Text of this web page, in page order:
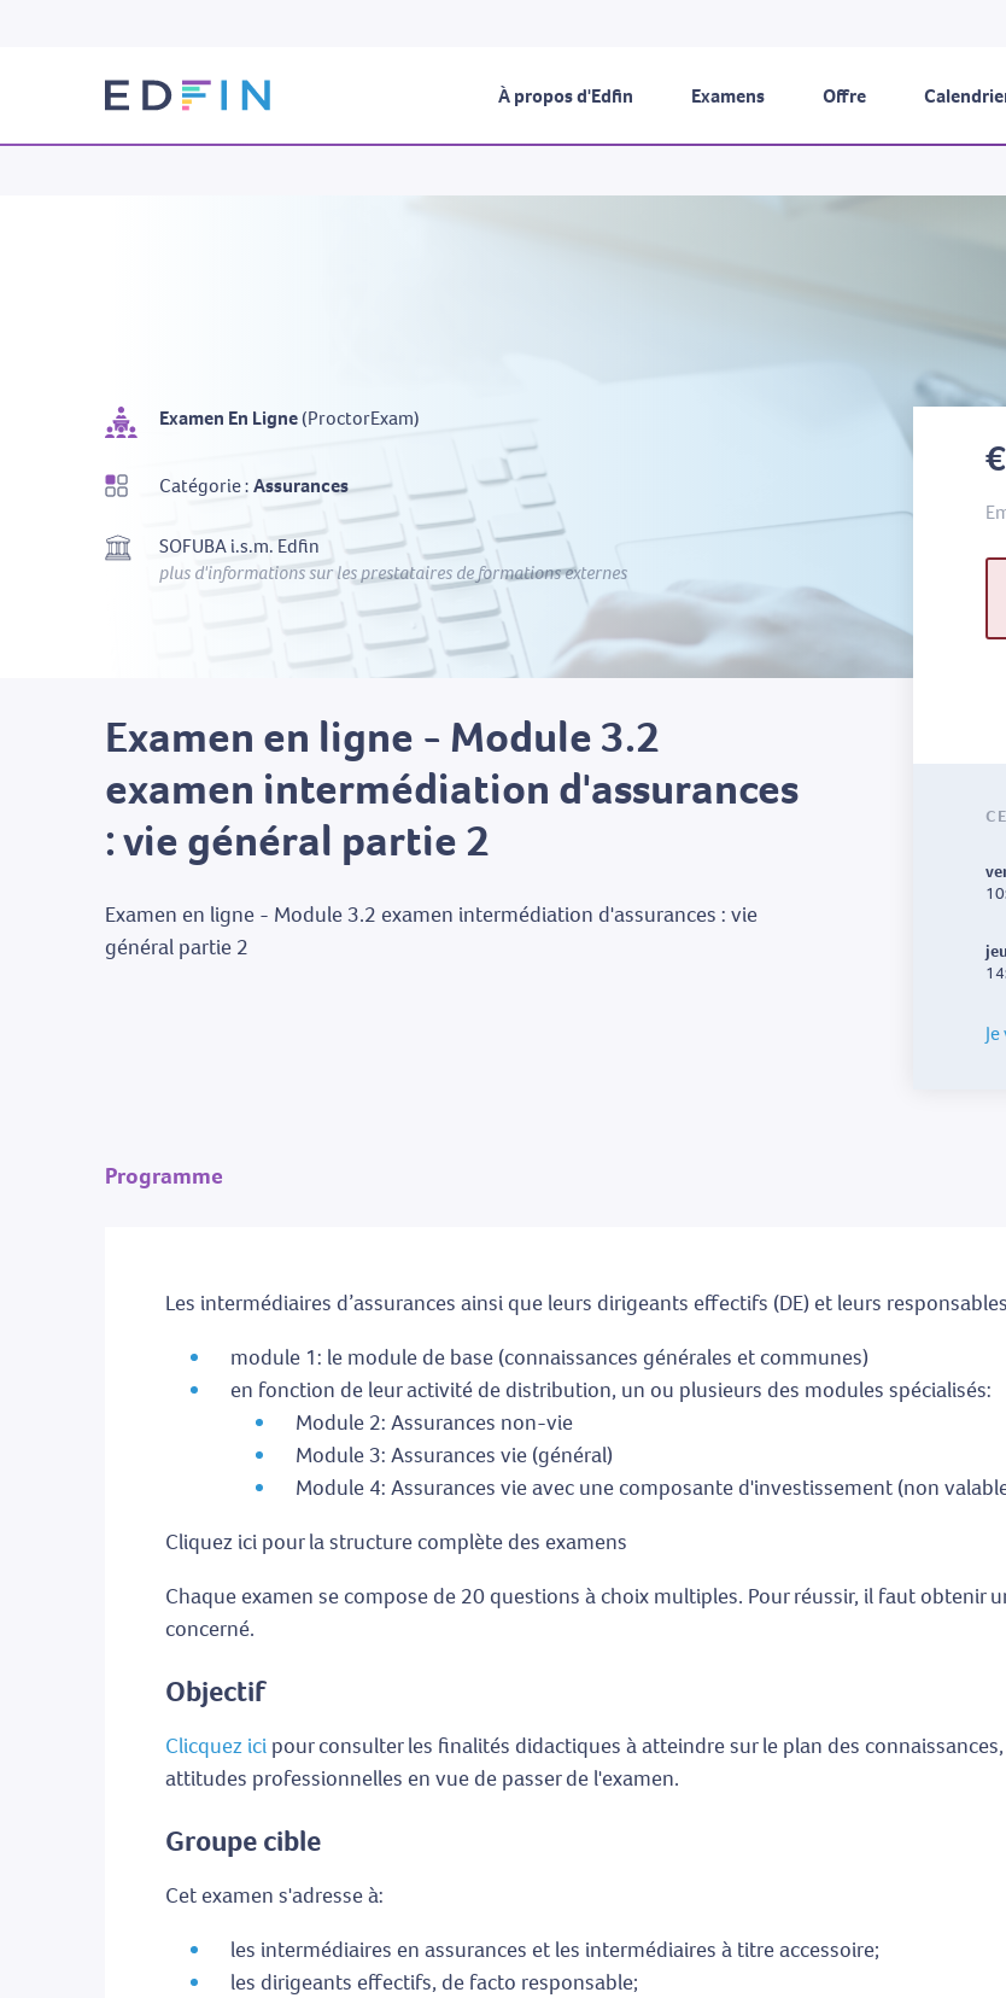
À propos d'Edfin Examens Offre
Examen En Ligne(ProctorExam)
Catégorie :Assurances
SOFUBA i.s.m. Edfin
plus d'informations sur les prestataires de formations externes
Examen en ligne - Module 3.2
examen intermédiation d'assurances
: vie général partie 2
Examen en ligne - Module 3.2 examen intermédiation d'assurances : vie
général partie 2
Programme
Les intermédiaires d’assurances ainsi que leurs dirigeants effectifs (DE) et leurs
module 1: le module de base (connaissances générales et communes)
en fonction de leur activité de distribution, un ou plusieurs des modules spécialisés:
Module 2: Assurances non-vie
Module 3: Assurances vie (général)
Module 4: Assurances vie avec une composante d'investissement (non
Cliquez ici pour la structure complète des examens
Chaque examen se compose de 20 questions à choix multiples. Pour réussir, il faut
concerné.
Objectif
Clicquez ici pour consulter les finalités didactiques à atteindre sur le plan des
attitudes professionnelles en vue de passer de l'examen.
Groupe cible
Cet examen s'adresse à:
les intermédiaires en assurances et les intermédiaires à titre accessoire;
les dirigeants effectifs, de facto responsable;